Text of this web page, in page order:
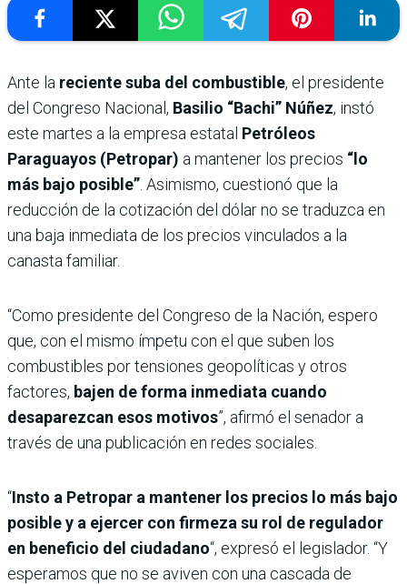
Ante la reciente suba del combustible, el presidente
del Congreso Nacional, Basilio “Bachi” Núñez, instó
este martes a la empresa estatal Petróleos
Paraguayos (Petropar) a mantener los precios “lo
más bajo posible” . Asimismo, cuestionó que la
reducción de la cotización del dólar no se traduzca en
una baja inmediata de los precios vinculados a la
canasta familiar.
“Como presidente del Congreso de la Nación, espero
que, con el mismo ímpetu con el que suben los
combustibles por tensiones geopolíticas y otros
factores, bajen de forma inmediata cuando
desaparezcan esos motivos”, afirmó el senador a
través de una publicación en redes sociales.
“Insto a Petropar a mantener los precios lo más bajo
posible y a ejercer con firmeza su rol de regulador
en beneficio del ciudadano“, expresó el legislador. “Y
esperamos que no se aviven con una cascada de